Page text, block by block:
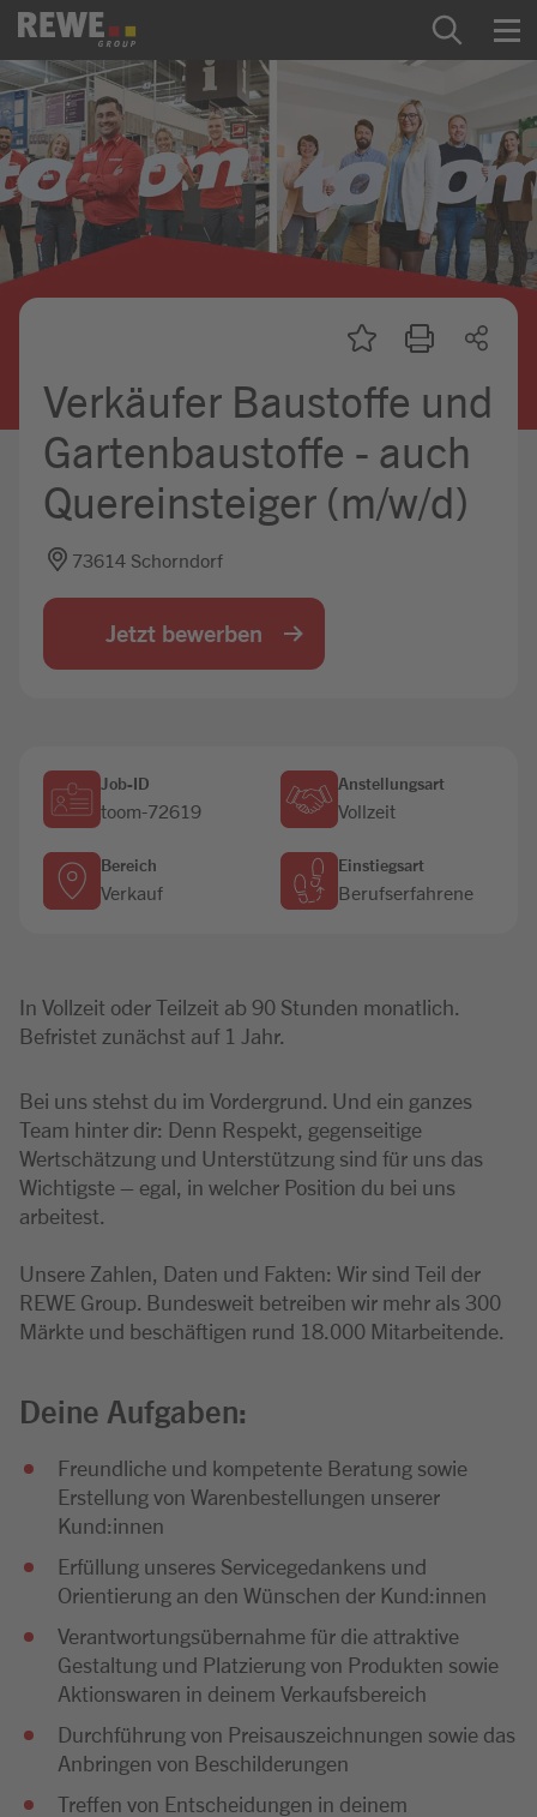
Zum Inhalt springen
Startseite
REWE Group als Arbeitgeber
Ausbildung & Studium
Praktikum & Werkstudium
Mein Kandidat:innenprofil
Jobbörse
Verkäufer Baustoffe und
Gartenbaustoffe - auch
Quereinsteiger (m/w/d)
73614 Schorndorf
Jetzt bewerben
Job-ID
toom-72619
Anstellungsart
Vollzeit
Bereich
Verkauf
Einstiegsart
Berufserfahrene
In Vollzeit oder Teilzeit ab 90 Stunden monatlich.
Befristet zunächst auf 1 Jahr.
Bei uns stehst du im Vordergrund. Und ein ganzes
Team hinter dir: Denn Respekt, gegenseitige
Wertschätzung und Unterstützung sind für uns das
Wichtigste – egal, in welcher Position du bei uns
arbeitest.
Unsere Zahlen, Daten und Fakten: Wir sind Teil der
REWE Group. Bundesweit betreiben wir mehr als 300
Märkte und beschäftigen rund 18.000 Mitarbeitende.
Deine Aufgaben:
Freundliche und kompetente Beratung sowie
Erstellung von Warenbestellungen unserer
Kund:innen
Erfüllung unseres Servicegedankens und
Orientierung an den Wünschen der Kund:innen
Verantwortungsübernahme für die attraktive
Gestaltung und Platzierung von Produkten sowie
Aktionswaren in deinem Verkaufsbereich
Durchführung von Preisauszeichnungen sowie das
Anbringen von Beschilderungen
Treffen von Entscheidungen in deinem